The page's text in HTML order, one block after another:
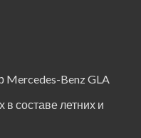
Mercedes-Benz GLA
в составе летних и